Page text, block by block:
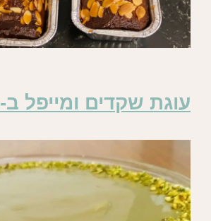
עוגת שקדים ומייפל ב-5 דקות